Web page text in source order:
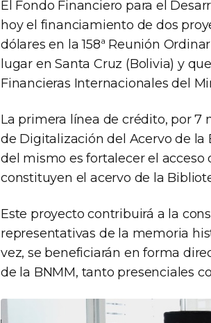
El Fondo Financiero para el
hoy el financiamiento de dos
dólares en la 158ª Reunión
lugar en Santa Cruz (Bolivia) y
Financieras Internacionales del
La primera línea de crédito, por 7
de Digitalización del Acervo de la
del mismo es fortalecer el
constituyen el acervo de la
Este proyecto contribuirá a la
representativas de la memoria
vez, se beneficiarán en forma
de la BNMM, tanto presenciales